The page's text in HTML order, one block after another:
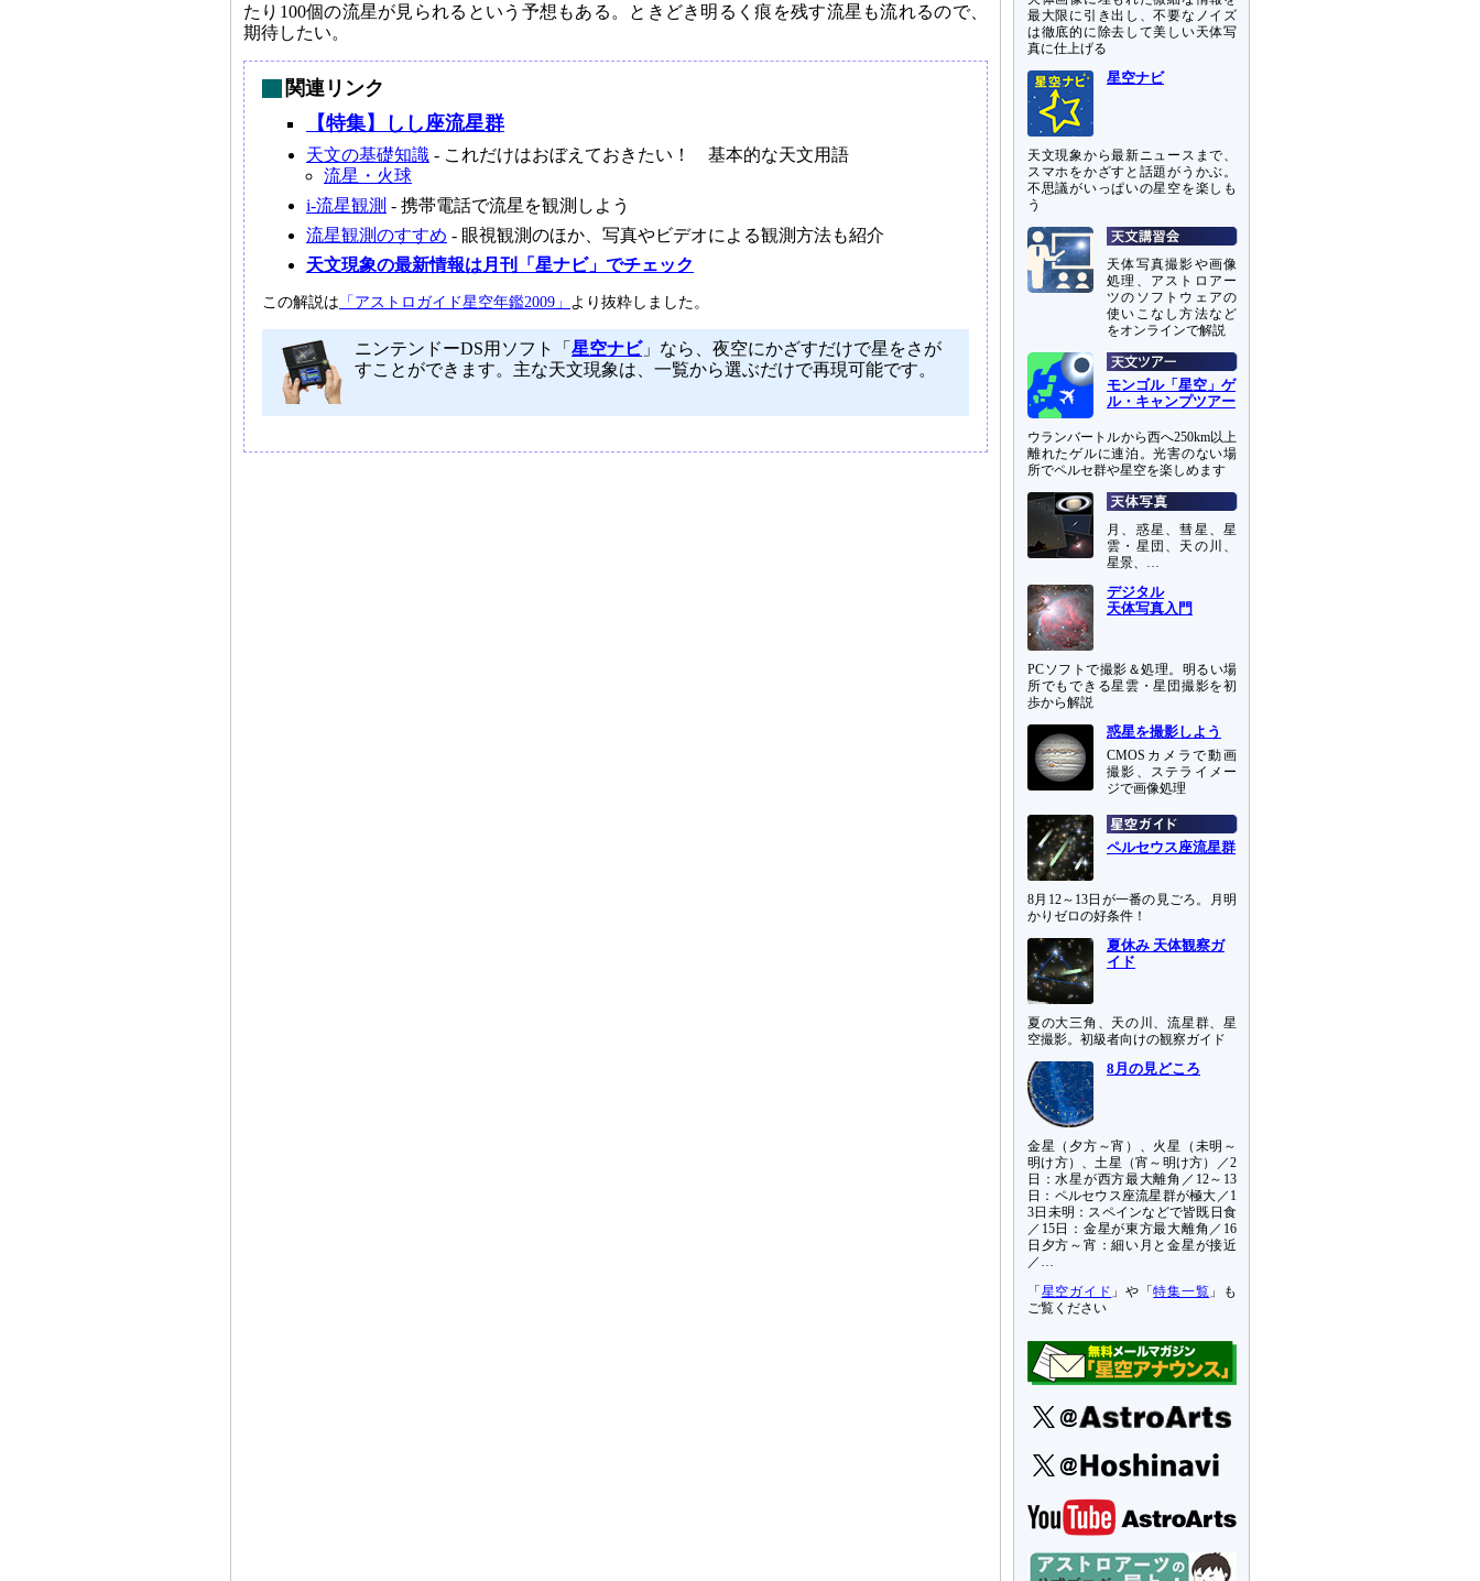
たり100個の流星が見られるという予想もある。ときどき明るく痕を残す流星も流れるので、
期待したい。
関連リンク
【特集】しし座流星群
天文の基礎知識 - これだけはおぼえておきたい！ 基本的な天文用語
流星・火球
i-流星観測 - 携帯電話で流星を観測しよう
流星観測のすすめ - 眼視観測のほか、写真やビデオによる観測方法も紹介
天文現象の最新情報は月刊「星ナビ」でチェック
この解説は 「アストロガイド星空年鑑2009」 より抜粋しました。
ニンテンドーDS用ソフト「 星空ナビ」なら、夜空にかざすだけで星をさが
すことができます。主な天文現象は、一覧から選ぶだけで再現可能です。
最大限に引き出し、不要なノイズ
は徹底的に除去して美しい天体写
真に仕上げる
星空ナビ
天文現象から最新ニュースまで、
スマホをかざすと話題がうかぶ。
不思議がいっぱいの星空を楽しも
う
天体写真撮影や画像
処理、アストロアー
ツのソフトウェアの
使いこなし方法など
をオンラインで解説
モンゴル「星空」ゲ
ル・キャンプツアー
ウランバートルから西へ250km以上
離れたゲルに連泊。光害のない場
所でペルセ群や星空を楽しめます
月、惑星、彗星、星
雲・星団、天の川、
星景、…
デジタル
天体写真入門
PCソフトで撮影＆処理。明るい場
所でもできる星雲・星団撮影を初
歩から解説
惑星を撮影しよう
CMOSカメラで動画
撮影、ステライメー
ジで画像処理
ペルセウス座流星群
8月12～13日が一番の見ごろ。月明
かりゼロの好条件！
夏休み 天体観察ガ
イド
夏の大三角、天の川、流星群、星
空撮影。初級者向けの観察ガイド
8月の見どころ
金星（夕方～宵）、火星（未明～
明け方）、土星（宵～明け方）／2
日：水星が西方最大離角／12～13
日：ペルセウス座流星群が極大／1
3日未明：スペインなどで皆既日食
／15日：金星が東方最大離角／16
日夕方～宵：細い月と金星が接近
／…
「 星空ガイド 」や「特集一覧 」も
ご覧ください